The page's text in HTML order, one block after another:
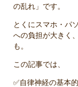
の乱れ」です。
とくにスマホ・パ
への負担が大きく
も。
この記事では、
✅️自律神経の基本